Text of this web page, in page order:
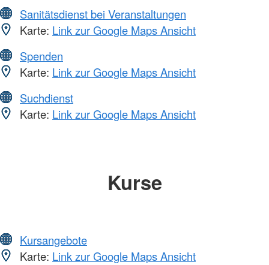
Sanitätsdienst bei Veranstaltungen
Karte: Link zur Google Maps Ansicht
Spenden
Karte: Link zur Google Maps Ansicht
Suchdienst
Karte: Link zur Google Maps Ansicht
Kurse
Kursangebote
Karte: Link zur Google Maps Ansicht